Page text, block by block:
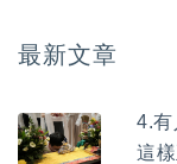
最新文章
4.有
這